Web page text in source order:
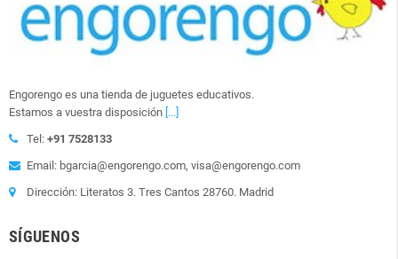
Engorengo es una tienda de juguetes educativos.
Estamos a vuestra disposición [...]
Tel: +91 7528133
Email: bgarcia@engorengo.com, visa@engorengo.com
Dirección: Literatos 3. Tres Cantos 28760. Madrid
SÍGUENOS